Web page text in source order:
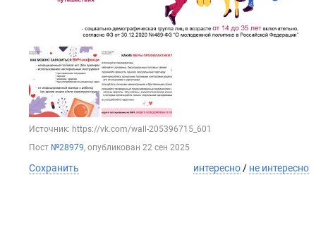
Источник: https://vk.com/wall-205396715_601
Пост №28979, опубликован 22 сен 2025
Сохранить интересно / не интересно